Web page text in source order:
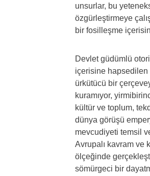
unsurlar, bu
özgürleştirmeye
bir fosilleşme
Devlet güdümlü
içerisine hapsedilen
ürkütücü bir
kuramıyor,
kültür ve toplum,
dünya görüşü
mevcudiyeti temsil
Avrupalı kavram ve
ölçeğinde
sömürgeci bir